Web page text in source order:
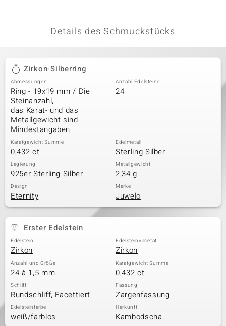
Details des Schmuckstücks
Zirkon-Silberring
Abmessungen
Ring - 19x19 mm / Die
Steinanzahl,
das Karat- und das
Metallgewicht sind
Mindestangaben
Anzahl Edelsteine
24
Karatgewicht Summe
0,432 ct
Edelmetall
Sterling Silber
Legierung
925er Sterling Silber
Metallgewicht
2,34 g
Design
Eternity
Marke
Juwelo
Erster Edelstein
Edelstein
Zirkon
Edelsteinvarietät
Zirkon
Anzahl und Größe
24 à 1,5 mm
Karatgewicht Summe
0,432 ct
Schliff
Rundschliff, Facettiert
Fassung
Zargenfassung
Edelsteinfarbe
weiß/farblos
Herkunft
Kambodscha